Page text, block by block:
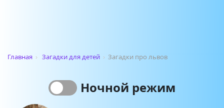
Главная › Загадки для детей › Загадки про львов
Ночной режим